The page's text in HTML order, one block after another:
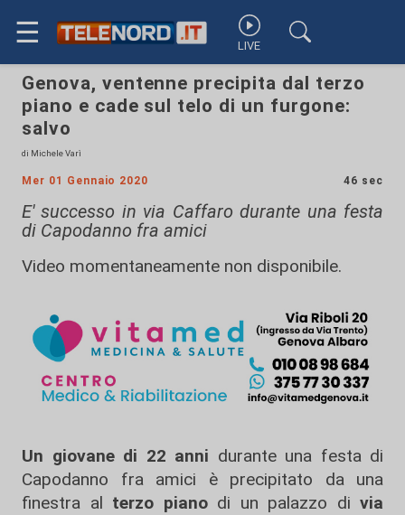
☰ LIVE
Genova, ventenne precipita dal terzo
piano e cade sul telo di un furgone:
salvo
di Michele Varì
Mer 01 Gennaio 2020 46 sec
E' successo in via Caffaro durante una festa
di Capodanno fra amici
Video momentaneamente non disponibile.
Un giovane di 22 anni durante una festa di
Capodanno fra amici è precipitato da una
finestra al terzo pianodi un palazzo di via